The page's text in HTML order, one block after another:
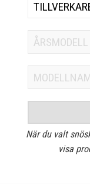
När du valt
visa